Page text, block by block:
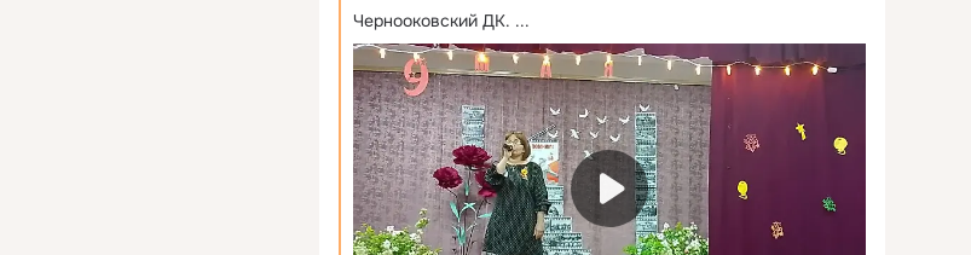
Чернооковский ДК. ...